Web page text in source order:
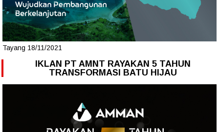
Tayang 18/11/2021
IKLAN PT AMNT RAYAKAN 5 TAHUN
TRANSFORMASI BATU HIJAU